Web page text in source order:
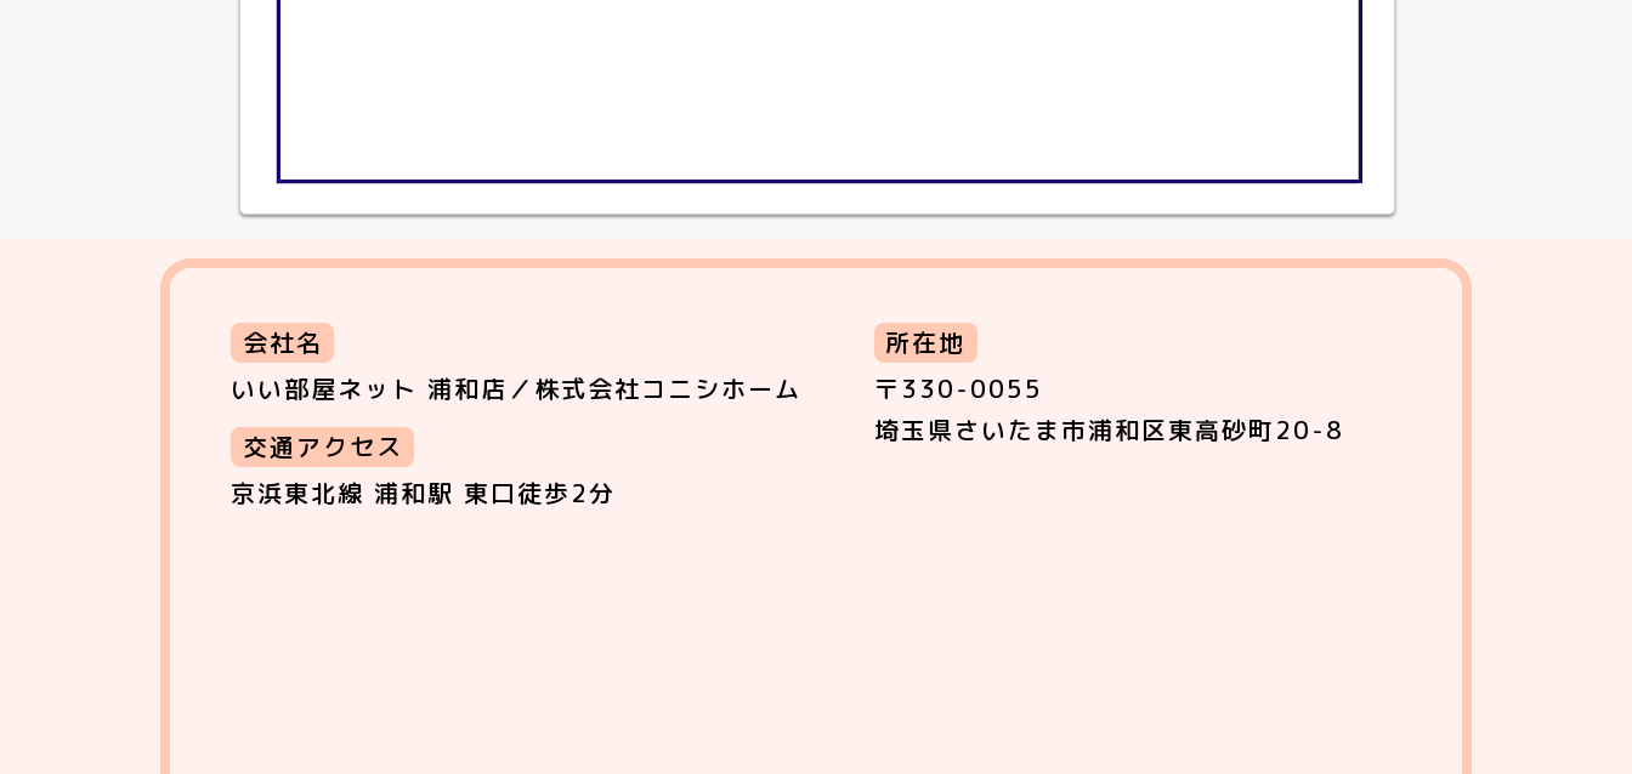
会社名
いい部屋ネット 浦和店／株式会社コニシホーム
交通アクセス
京浜東北線 浦和駅 東口徒歩2分
所在地
〒330-0055
埼玉県さいたま市浦和区東高砂町20-8